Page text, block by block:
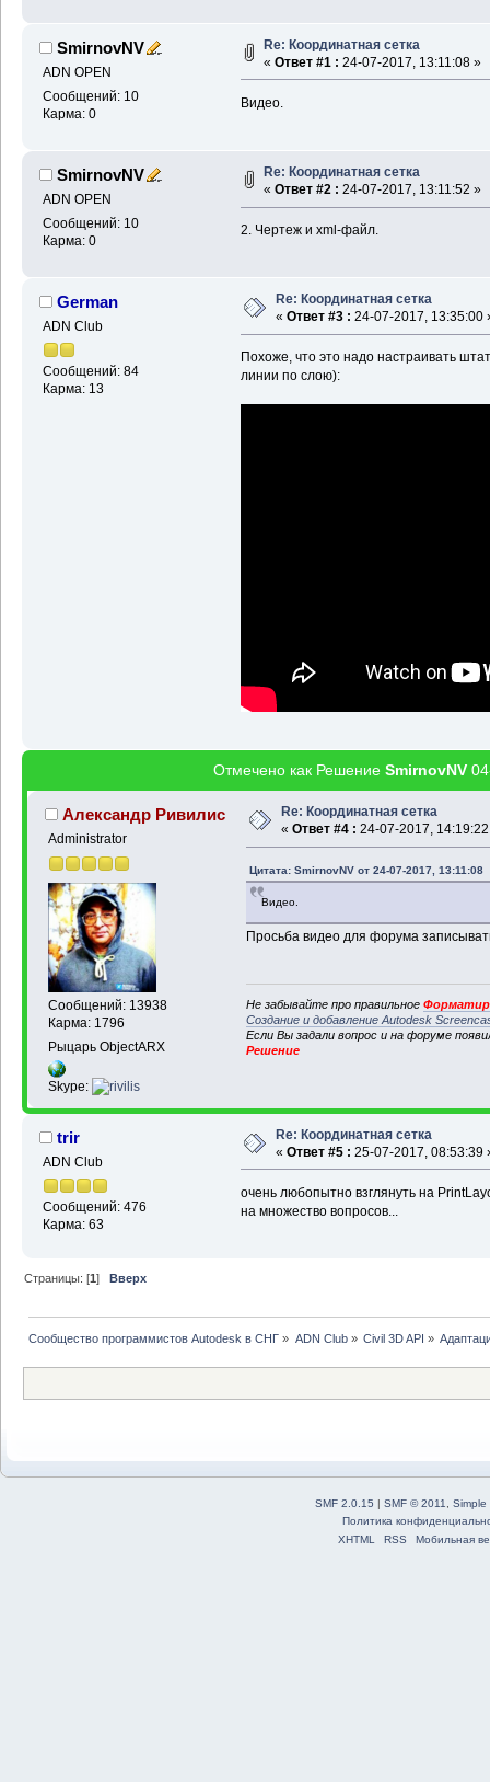
SmirnovNV
ADN OPEN
Сообщений: 10
Карма: 0
Re: Координатная сетка
« Ответ #1 : 24-07-2017, 13:11:08 »
Видео.
SmirnovNV
ADN OPEN
Сообщений: 10
Карма: 0
Re: Координатная сетка
« Ответ #2 : 24-07-2017, 13:11:52 »
2. Чертеж и xml-файл.
German
ADN Club
Сообщений: 84
Карма: 13
Re: Координатная сетка
« Ответ #3 : 24-07-2017, 13:35:00
Похоже, что это надо настраивать
линии по слою):
Отмечено как Решение SmirnovNV
Александр Ривилис
Administrator
Сообщений: 13938
Карма: 1796
Рыцарь ObjectARX
Skype:
Re: Координатная сетка
« Ответ #4 : 24-07-2017,
Цитата: SmirnovNV от 24-07-2017, 13:11:08
Видео.
Просьба видео для форума
Не забывайте про правильное
Создание и добавление Autodesk
Если Вы задали вопрос и на форуме
Решение
trir
ADN Club
Сообщений: 476
Карма: 63
Re: Координатная сетка
« Ответ #5 : 25-07-2017, 08:53:39
очень любопытно взглянуть на
на множество вопросов...
Страницы: [1]Вверх
Сообщество программистов Autodesk в СНГ » ADN Club» Civil 3D API »
SMF 2.0.15 | SMF © 2011
Simple
Политика
XHTML
RSS Мобильная